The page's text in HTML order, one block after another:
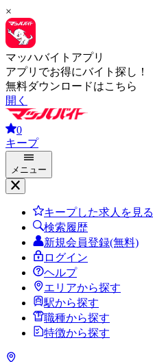
×
マッハバイトアプリ
アプリでお得にバイト探し！
無料ダウンロードはこちら
開く
0
キープ
メニュー
キープした求人を見る
検索履歴
新規会員登録(無料)
ログイン
ヘルプ
エリアから探す
駅から探す
職種から探す
特徴から探す